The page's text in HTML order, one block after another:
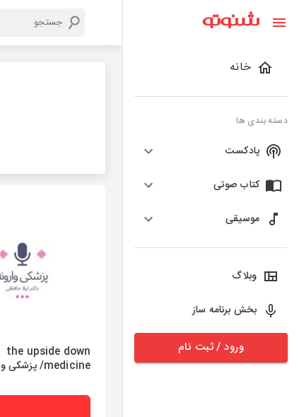
خانه
دسته بندی ها
پادکست
کتاب صوتی
موسیقی
وبلاگ
بخش برنامه ساز
ورود / ثبت نام
the upside down
medicine/ پزشکی وارونه